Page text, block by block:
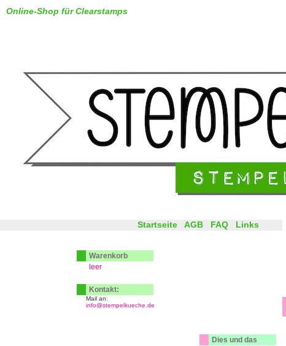
Online-Shop für Clearstamps
Dies und das
Startseite AGB FAQ Links
Warenkorb
leer
Kontakt:
Mail an:
info@stempelkueche.de